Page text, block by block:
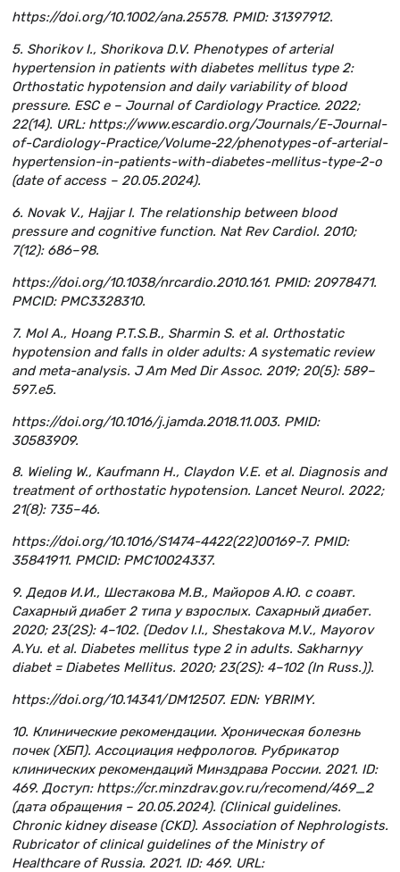
https://doi.org/10.1002/ana.25578. PMID: 31397912.
5. Shorikov I., Shorikova D.V. Phenotypes of arterial
hypertension in patients with diabetes mellitus type 2:
Orthostatic hypotension and daily variability of blood
pressure. ESC e – Journal of Cardiology Practice. 2022;
22(14). URL: https://www.escardio.org/Journals/E-Journal-
of-Cardiology-Practice/Volume-22/phenotypes-of-arterial-
hypertension-in-patients-with-diabetes-mellitus-type-2-o
(date of access – 20.05.2024).
6. Novak V., Hajjar I. The relationship between blood
pressure and cognitive function. Nat Rev Cardiol. 2010;
7(12): 686–98.
https://doi.org/10.1038/nrcardio.2010.161. PMID: 20978471.
PMCID: PMC3328310.
7. Mol A., Hoang P.T.S.B., Sharmin S. et al. Orthostatic
hypotension and falls in older adults: A systematic review
and meta-analysis. J Am Med Dir Assoc. 2019; 20(5): 589–
597.e5.
https://doi.org/10.1016/j.jamda.2018.11.003. PMID:
30583909.
8. Wieling W., Kaufmann H., Claydon V.E. et al. Diagnosis and
treatment of orthostatic hypotension. Lancet Neurol. 2022;
21(8): 735–46.
https://doi.org/10.1016/S1474-4422(22)00169-7. PMID:
35841911. PMCID: PMC10024337.
9. Дедов И.И., Шестакова М.В., Майоров А.Ю. с соавт.
Сахарный диабет 2 типа у взрослых. Сахарный диабет.
2020; 23(2S): 4–102. (Dedov I.I., Shestakova M.V., Mayorov
A.Yu. et al. Diabetes mellitus type 2 in adults. Sakharnyy
diabet = Diabetes Mellitus. 2020; 23(2S): 4–102 (In Russ.)).
https://doi.org/10.14341/DM12507. EDN: YBRIMY.
10. Клинические рекомендации. Хроническая болезнь
почек (ХБП). Ассоциация нефрологов. Рубрикатор
клинических рекомендаций Минздрава России. 2021. ID:
469. Доступ: https://cr.minzdrav.gov.ru/recomend/469_2
(дата обращения – 20.05.2024). (Clinical guidelines.
Chronic kidney disease (CKD). Association of Nephrologists.
Rubricator of clinical guidelines of the Ministry of
Healthcare of Russia. 2021. ID: 469. URL: